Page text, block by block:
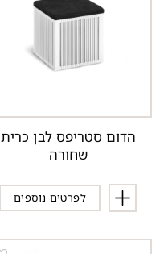
הדום סטריפס לבן כרית
שחורה
לפרטים נוספים